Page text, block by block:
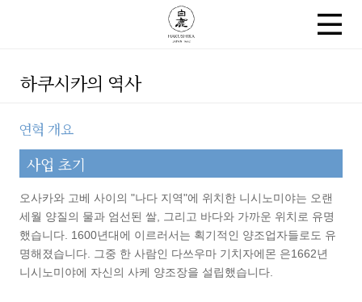
하쿠시카의 역사
연혁 개요
사업 초기
오사카와 고베 사이의 "나다 지역"에 위치한 니시노미야는 오랜
세월 양질의 물과 엄선된 쌀, 그리고 바다와 가까운 위치로 유명
했습니다. 1600년대에 이르러서는 획기적인 양조업자들로도 유
명해졌습니다. 그중 한 사람인 다쓰우마 기치자에몬 은1662년
니시노미야에 자신의 사케 양조장을 설립했습니다.